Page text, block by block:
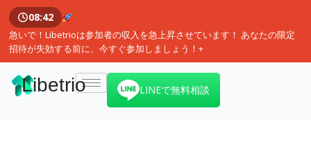
08:41
急いで！Libetrioは参加者の収入を急上昇させています！ あなたの限定
招待が失効する前に、今すぐ参加しましょう！+
Libetrio LINEで無料相談